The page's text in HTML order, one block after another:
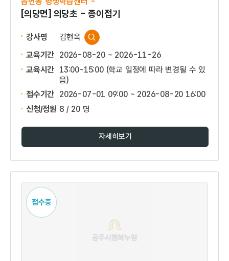
[의당면] 의당초 - 종이접기
강사명
김현옥
교육기간 2026-08-20 ~ 2026-11-26
교육시간 13:00~15:00 (학교 일정에 따라 변경될 수 있
음)
접수기간 2026-07-01 09:00 ~ 2026-08-20 16:00
신청/정원 8 / 20 명
자세히보기
접수중